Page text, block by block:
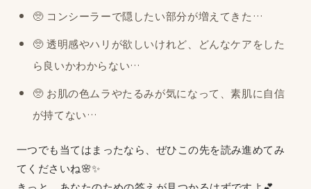
🥺 コンシーラーで隠したい部分が増えてきた…
🥺 透明感やハリが欲しいけれど、どんなケアをした
ら良いかわからない…
🥺 お肌の色ムラやたるみが気になって、素肌に自信
が持てない…
一つでも当てはまったなら、ぜひこの先を読み進めてみ
てくださいね🌸✨